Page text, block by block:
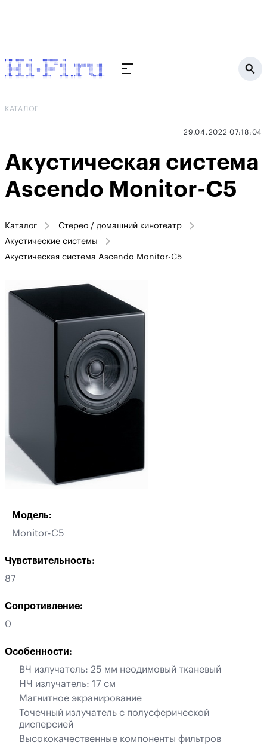
КАТАЛОГ
29.04.2022 07:18:04
Акустическая система
Ascendo Monitor-C5
Каталог
Стерео / домашний кинотеатр
Акустические системы
Акустическая система Ascendo Monitor-C5
Модель:
Monitor-C5
Чувствительность:
87
Сопротивление:
0
Особенности:
ВЧ излучатель: 25 мм неодимовый тканевый
НЧ излучатель: 17 см
Магнитное экранирование
Точечный излучатель с полусферической
дисперсией
Высококачественные компоненты фильтров